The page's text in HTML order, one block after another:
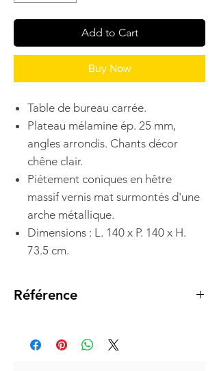
Add to Cart
Buy Now
Table de bureau carrée.
Plateau mélamine ép. 25 mm,
angles arrondis. Chants décor
chêne clair.
Piétement coniques en hêtre
massif vernis mat surmontés d'une
arche métallique.
Dimensions : L. 140 x P. 140 x H.
73.5 cm.
Référence